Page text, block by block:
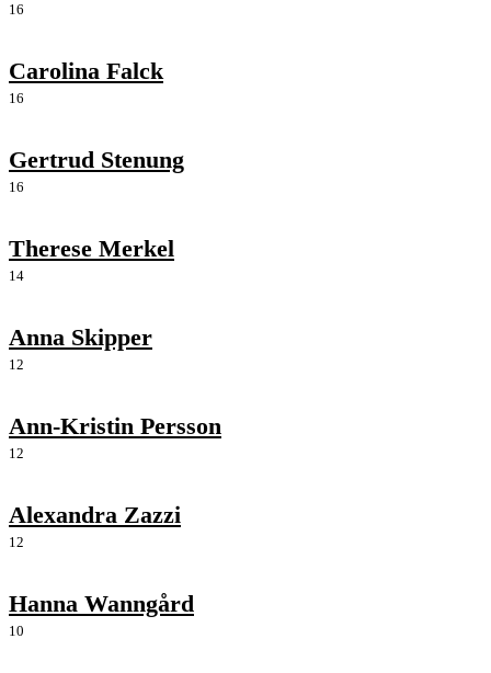
16
Carolina Falck
16
Gertrud Stenung
16
Therese Merkel
14
Anna Skipper
12
Ann-Kristin Persson
12
Alexandra Zazzi
12
Hanna Wanngård
10